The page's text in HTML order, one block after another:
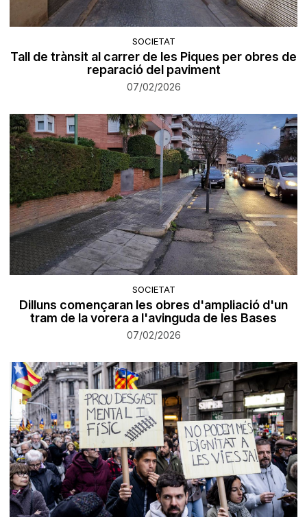
SOCIETAT
Tall de trànsit al carrer de les Piques per obres de
reparació del paviment
07/02/2026
SOCIETAT
Dilluns començaran les obres d'ampliació d'un
tram de la vorera a l'avinguda de les Bases
07/02/2026